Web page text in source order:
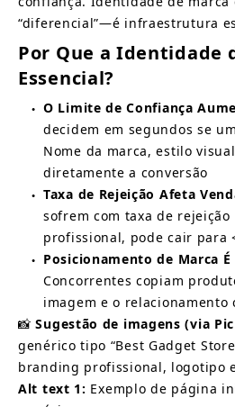
“diferencial”—é infraestrutura
Por Que a Identidade
Essencial?
● O Limite de Confiança
decidem em segundos se
Nome da marca, estilo
diretamente a conversão
● Taxa de Rejeição Afeta
sofrem com taxa de rejeição
profissional, pode cair para
●
Posicionamento de Marca
Concorrentes copiam
imagem e o relacionamento
📸 Sugestão de imagens (via
genérico tipo “Best Gadget
branding profissional, logotipo
Alt text 1: Exemplo de página